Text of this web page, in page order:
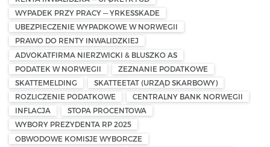
WYPADEK PRZY PRACY — YRKESSKADE
UBEZPIECZENIE WYPADKOWE W NORWEGII
PRAWO DO RENTY INWALIDZKIEJ
ADVOKATFIRMA NIERZWICKI & BLUSZKO AS
PODATEK W NORWEGII
ZEZNANIE PODATKOWE
SKATTEMELDING
SKATTEETAT (URZĄD SKARBOWY)
ROZLICZENIE PODATKOWE
CENTRALNY BANK NORWEGII
INFLACJA
STOPA PROCENTOWA
WYBORY PREZYDENTA RP 2025
OBWODOWE KOMISJE WYBORCZE